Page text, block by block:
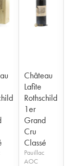
Château
Lafite
Rothschild
1er
Grand
Cru
Classé
Pauillac
AOC